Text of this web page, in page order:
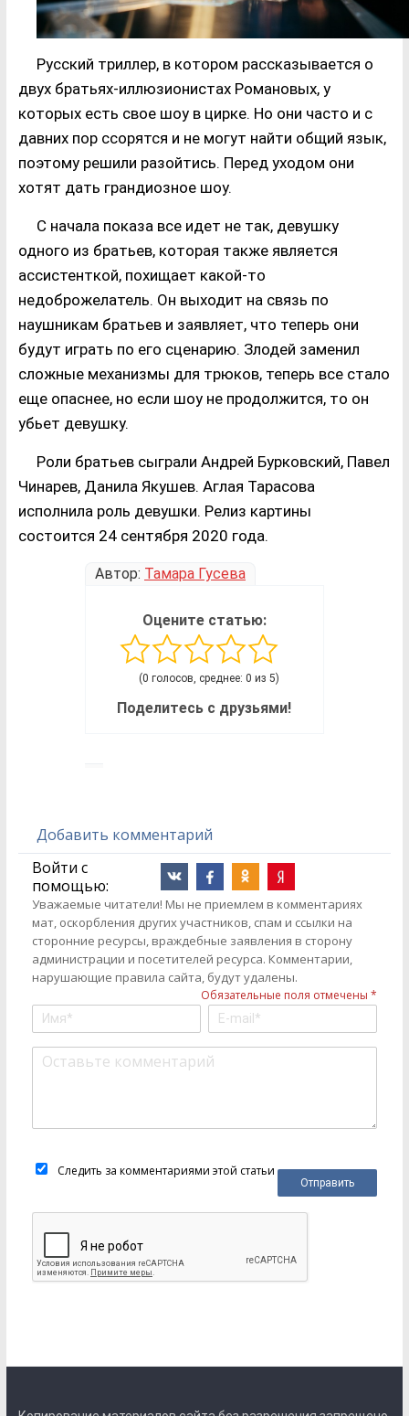
Русский триллер, в котором рассказывается о
двух братьях-иллюзионистах Романовых, у
которых есть свое шоу в цирке. Но они часто и с
давних пор ссорятся и не могут найти общий язык,
поэтому решили разойтись. Перед уходом они
хотят дать грандиозное шоу.
С начала показа все идет не так, девушку
одного из братьев, которая также является
ассистенткой, похищает какой-то
недоброжелатель. Он выходит на связь по
наушникам братьев и заявляет, что теперь они
будут играть по его сценарию. Злодей заменил
сложные механизмы для трюков, теперь все стало
еще опаснее, но если шоу не продолжится, то он
убьет девушку.
Роли братьев сыграли Андрей Бурковский, Павел
Чинарев, Данила Якушев. Аглая Тарасова
исполнила роль девушки. Релиз картины
состоится 24 сентября 2020 года.
Автор: Тамара Гусева
Оцените статью:
(0 голосов, среднее: 0 из 5)
Поделитесь с друзьями!
Добавить комментарий
Войти с
помощью:
Уважаемые читатели! Мы не приемлем в комментариях
мат, оскорбления других участников, спам и ссылки на
сторонние ресурсы, враждебные заявления в сторону
администрации и посетителей ресурса. Комментарии,
нарушающие правила сайта, будут удалены.
Обязательные поля отмечены *
Следить за комментариями этой статьи